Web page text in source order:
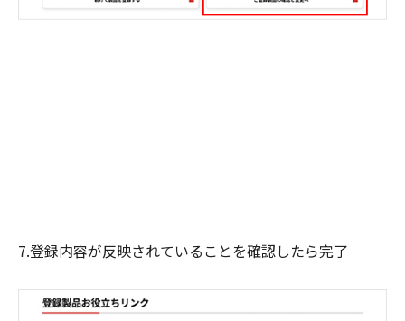
7.登録内容が反映されていることを確認したら完了